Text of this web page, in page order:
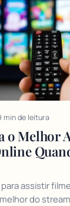
min de leitura
o Melhor
assistir
do